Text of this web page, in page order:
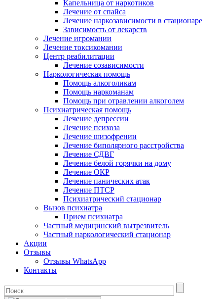
Капельница от наркотиков
Лечение от спайса
Лечение наркозависимости в стационаре
Зависимость от лекарств
Лечение игромании
Лечение токсикомании
Центр реабилитации
Лечение созависимости
Наркологическая помощь
Помощь алкоголикам
Помощь наркоманам
Помощь при отравлении алкоголем
Психиатрическая помощь
Лечение депрессии
Лечение психоза
Лечение шизофрении
Лечение биполярного расстройства
Лечение СДВГ
Лечение белой горячки на дому
Лечение ОКР
Лечение панических атак
Лечение ПТСР
Психиатрический стационар
Вызов психиатра
Прием психиатра
Частный медицинский вытрезвитель
Частный наркологический стационар
Акции
Отзывы
Отзывы WhatsApp
Контакты